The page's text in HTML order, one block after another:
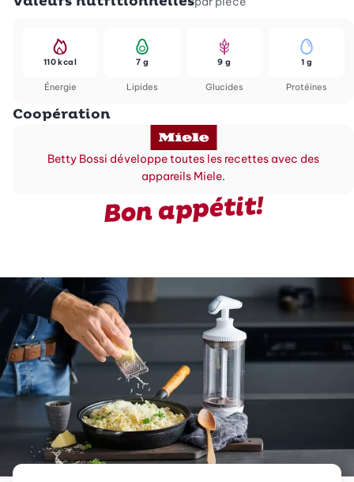
Énergie
110 kcal
Lipides
7 g
Glucides
9 g
Protéines
1 g
Coopération
Betty Bossi développe toutes les recettes avec des
appareils Miele.
Bon appétit!